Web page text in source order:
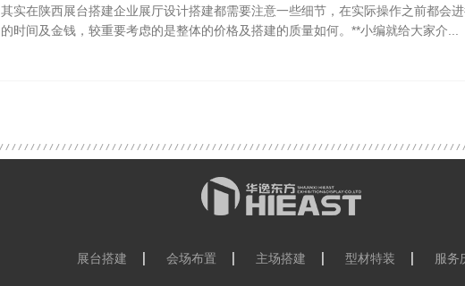
其实在陕西展台搭建企业展厅设计搭建都需要注意一些细节，在实际操作之前都会
的时间及金钱，较重要考虑的是整体的价格及搭建的质量如何。**小编就给大家介...
展台搭建 会场布置 主场搭建 型材特装 服务